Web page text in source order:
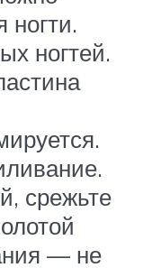
ногти.
ногтей.
срежьте
— не